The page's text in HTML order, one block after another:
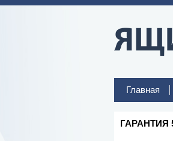
Главная
ГАРАНТИЯ